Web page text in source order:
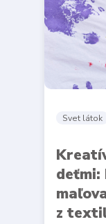
Svet látok
deťmi:
z